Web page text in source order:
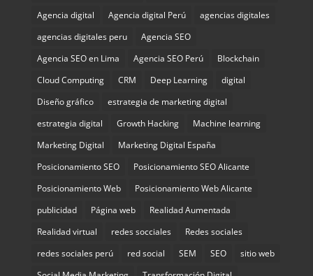
Agencia digital
Agencia digital Perú
agencias digitales
agencias digitales peru
Agencia SEO
Agencia SEO en Lima
Agencia SEO Perú
Blockchain
Cloud Computing
CRM Deep Learning
digital
Diseño gráfico
estrategia de marketing digital
estrategia digital
Growth Hacking
Machine learning
Marketing Digital
Marketing Digital España
Posicionamiento SEO
Posicionamiento SEO Alicante
Posicionamiento Web
Posicionamiento Web Alicante
publicidad
Página web
Realidad Aumentada
Realidad virtual
redes socciales
Redes sociales
redes sociales perú
red social SEM SEO
sitio web